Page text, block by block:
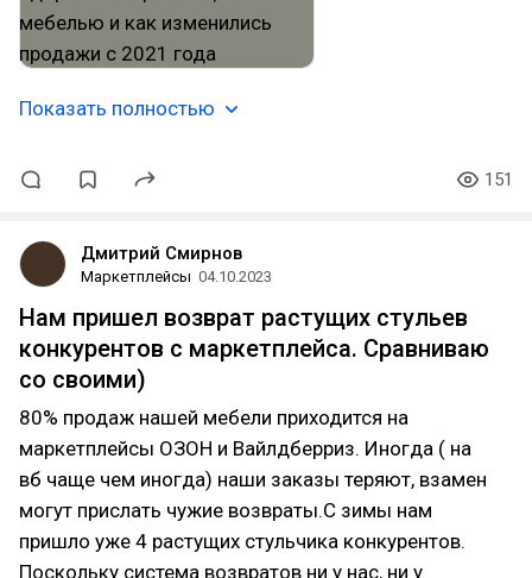
Показать полностью
151
Дмитрий Смирнов
Маркетплейсы 04.10.2023
Нам пришел возврат растущих стульев
конкурентов с маркетплейса. Сравниваю
со своими)⁠⁠
80% продаж нашей мебели приходится на
маркетплейсы ОЗОН и Вайлдберриз. Иногда ( на
вб чаще чем иногда) наши заказы теряют, взамен
могут прислать чужие возвраты.С зимы нам
пришло уже 4 растущих стульчика конкурентов.
Поскольку система возвратов ни у нас, ни у